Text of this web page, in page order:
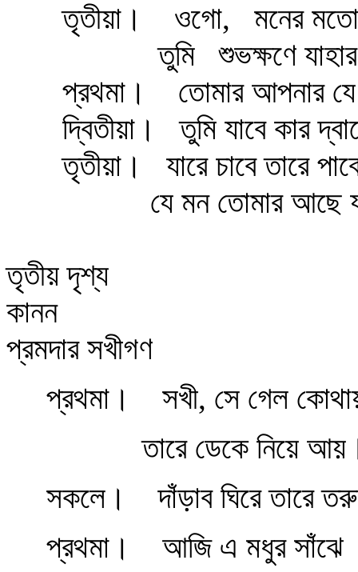
তৃতীয়া।
ওগো,
মনের
তুমি
শুভক্ষণে
প্রথমা।
তোমার আপনার
দ্বিতীয়া।
তুমি যাবে কার
তৃতীয়া।
যারে চাবে তারে
যে মন তোমার আছে
তৃতীয় দৃশ্য
কানন
প্রমদার সখীগণ
প্রথমা।
সখী, সে গেল
তারে ডেকে নিয়ে
সকলে।
দাঁড়াব ঘিরে তারে
প্রথমা।
আজি এ মধুর সাঁঝে